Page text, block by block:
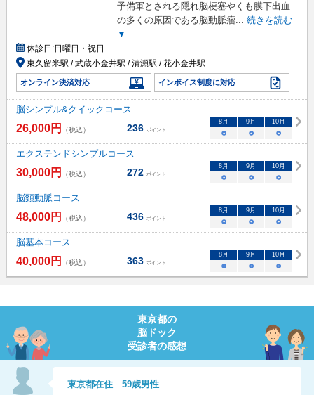
予備軍とされる隠れ脳梗塞やくも膜下出血
の多くの原因である脳動脈瘤... 続きを読む
▼
休診日:日曜日・祝日
東久留米駅 / 武蔵小金井駅 / 清瀬駅 / 花小金井駅
オンライン決済対応 インボイス制度に対応
脳シンプル&クイックコース
26,000円 （税込） 236 ポイント
8月 9月 10月
○ ○ ○
エクステンドシンプルコース
30,000円 （税込） 272 ポイント
8月 9月 10月
○ ○ ○
脳頸動脈コース
48,000円 （税込） 436 ポイント
8月 9月 10月
○ ○ ○
脳基本コース
40,000円 （税込） 363 ポイント
8月 9月 10月
○ ○ ○
東京都の
脳ドック
受診者の感想
東京都在住59歳男性